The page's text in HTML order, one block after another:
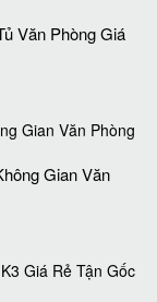
Văn Phòng Giá
Gian Văn